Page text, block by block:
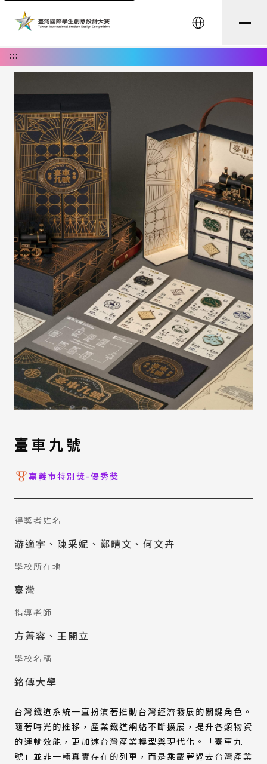
English
:::
臺車九號
嘉義市特別獎-優秀獎
得獎者姓名
游適宇、陳采妮、鄭晴文、何文卉
學校所在地
臺灣
指導老師
方菁容、王開立
學校名稱
銘傳大學
台灣鐵道系統一直扮演著推動台灣經濟發展的關鍵角色。
隨著時光的推移，產業鐵道網絡不斷擴展，提升各類物資
的運輸效能，更加速台灣產業轉型與現代化。「臺車九
號」並非一輛真實存在的列車，而是乘載著過去台灣產業